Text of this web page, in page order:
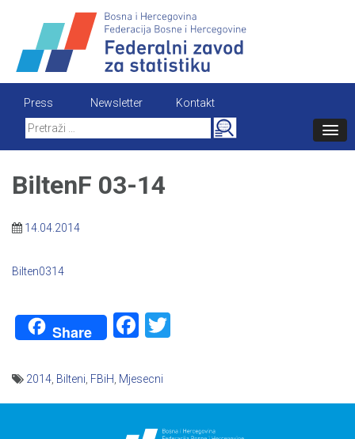
content
Press Newsletter
Kontakt
Search
for:
BiltenF 03-14
14.04.2014
Bilten0314
Share Facebook
2014 Bilteni FBiH Mjesecni